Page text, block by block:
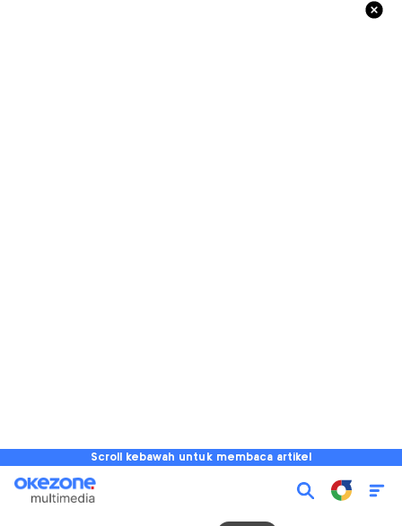
Scroll kebawah untuk membaca artikel